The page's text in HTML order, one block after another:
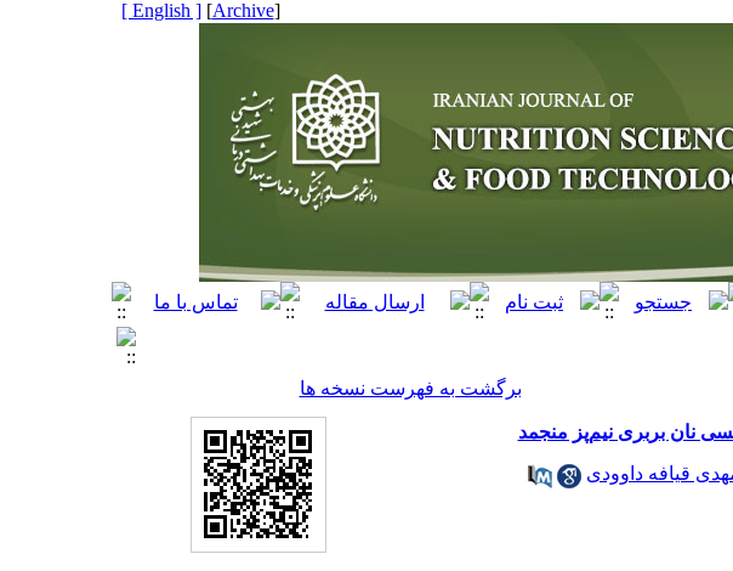
[
Archive
]
[ English ]
برگشت به فهرست نسخه ها
نان بربری نیم‌پز منجمد
قیافه داوودی